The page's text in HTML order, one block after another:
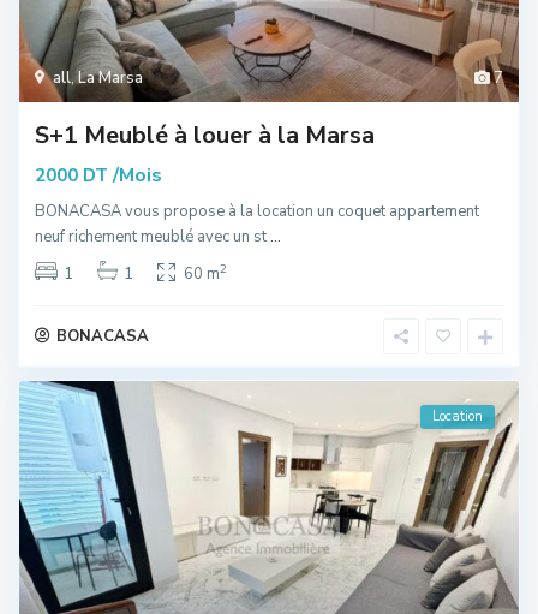
7
all,La Marsa
S+1 Meublé à louer à la Marsa
2000 DT /Mois
BONACASA vous propose à la location un coquet appartement
neuf richement meublé avec un st...
1
1 60 m2
BONACASA
Location